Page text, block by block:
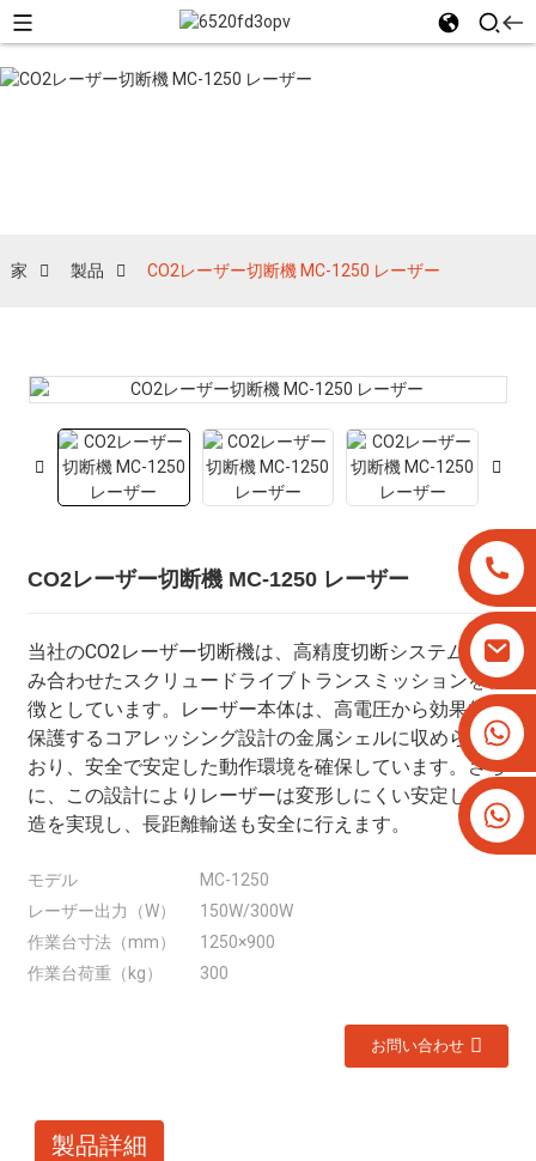
+8613825779334
+16266628193
家 製品 CO2レーザー切断機 MC-1250 レーザー
CO2レーザー切断機 MC-1250 レーザー
当社のCO2レーザー切断機は、高精度切断システムと組
み合わせたスクリュードライブトランスミッションを特
徴としています。レーザー本体は、高電圧から効果的に
保護するコアレッシング設計の金属シェルに収められて
おり、安全で安定した動作環境を確保しています。さら
に、この設計によりレーザーは変形しにくい安定した構
造を実現し、長距離輸送も安全に行えます。
モデル
MC-1250
レーザー出力（W）
150W/300W
作業台寸法（mm）
1250×900
作業台荷重（kg）
300
お問い合わせ
製品詳細